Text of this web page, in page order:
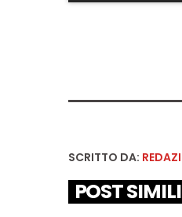
SCRITTO DA:
POST SIMILI